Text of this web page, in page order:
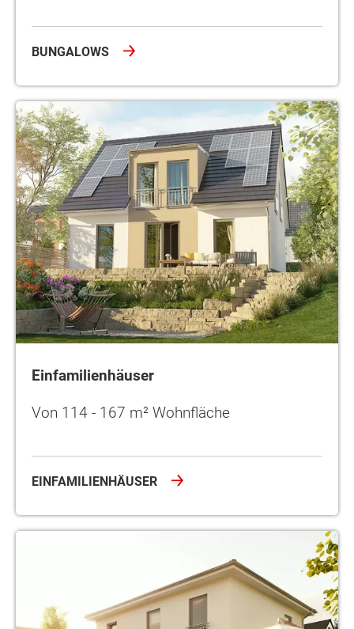
BUNGALOWS
Einfamilienhäuser
Von 114 - 167 m² Wohnfläche
EINFAMILIENHÄUSER